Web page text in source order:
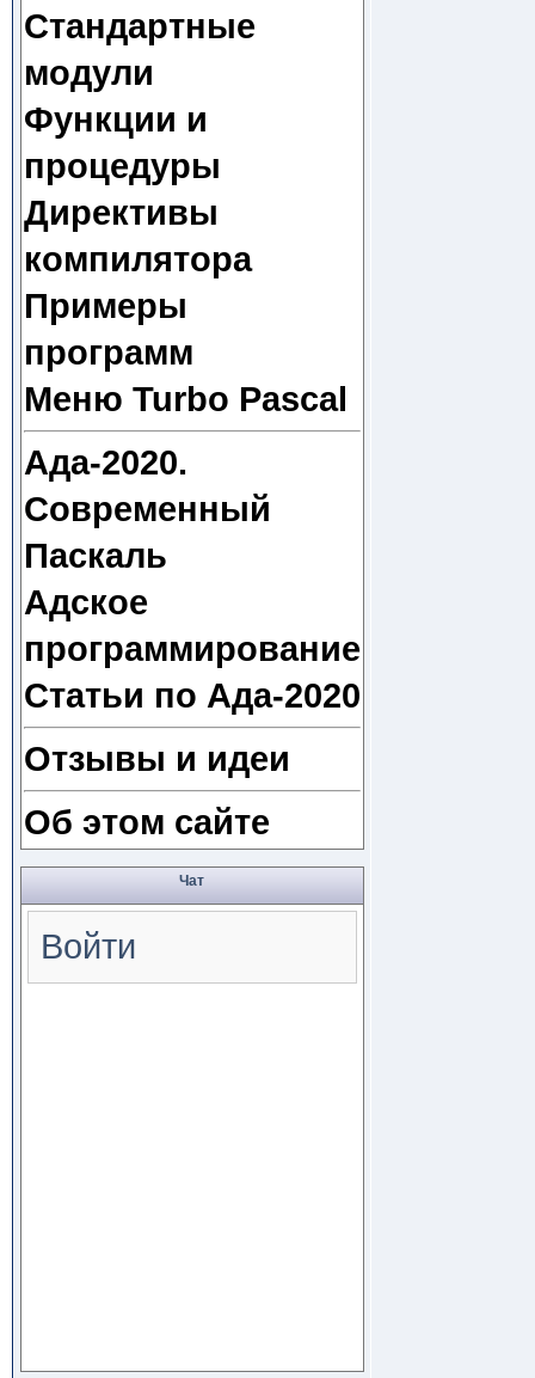
Стандартные
модули
Функции и
процедуры
Директивы
компилятора
Примеры
программ
Меню Turbo Pascal
Ада-2020.
Современный
Паскаль
Адское
программирование
Статьи по Ада-2020
Отзывы и идеи
Об этом сайте
Чат
Войти